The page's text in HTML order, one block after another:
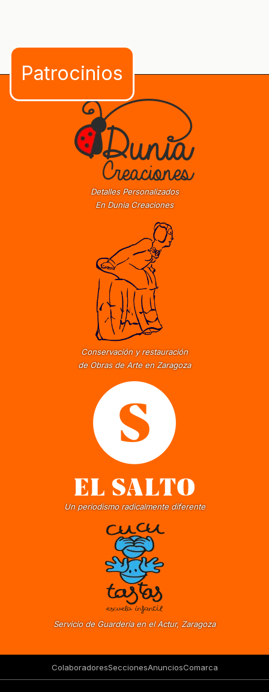
Detalles Personalizados
En Dunia Creaciones
Conservación y restauración
de Obras de Arte en Zaragoza
Un periodismo radicalmente diferente
Servicio de Guardería en el Actur, Zaragoza
ColaboradoresSeccionesAnunciosComarca